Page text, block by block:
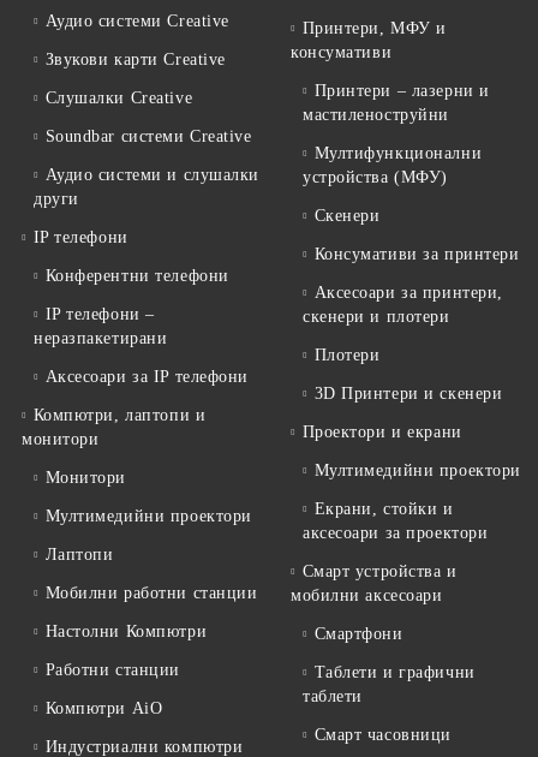
Аудио системи Creative
Звукови карти Creative
Слушалки Creative
Soundbar системи Creative
Аудио системи и слушалки
други
IP телефони
Конферентни телефони
IP телефони –
неразпакетирани
Аксесоари за IP телефони
Компютри, лаптопи и
монитори
Монитори
Мултимедийни проектори
Лаптопи
Мобилни работни станции
Настолни Компютри
Работни станции
Компютри AiO
Индустриални компютри
Принтери, МФУ и
консумативи
Принтери – лазерни и
мастиленоструйни
Мултифункционални
устройства (МФУ)
Скенери
Консумативи за принтери
Аксесоари за принтери,
скенери и плотери
Плотери
3D Принтери и скенери
Проектори и екрани
Мултимедийни проектори
Екрани, стойки и
аксесоари за проектори
Смарт устройства и
мобилни аксесоари
Смартфони
Таблети и графични
таблети
Смарт часовници